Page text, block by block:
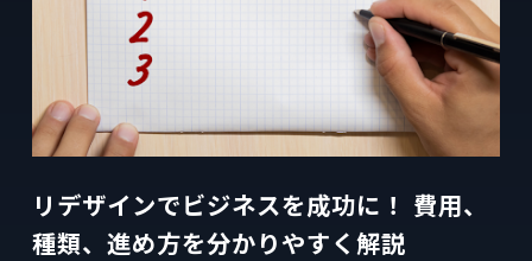
リデザインでビジネスを成功に！ 費用、
種類、進め方を分かりやすく解説